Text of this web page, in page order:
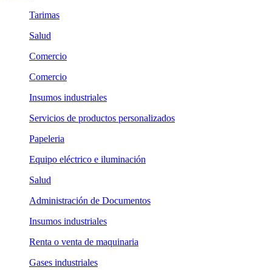
Tarimas
Salud
Comercio
Comercio
Insumos industriales
Servicios de productos personalizados
Papeleria
Equipo eléctrico e iluminación
Salud
Administración de Documentos
Insumos industriales
Renta o venta de maquinaria
Gases industriales